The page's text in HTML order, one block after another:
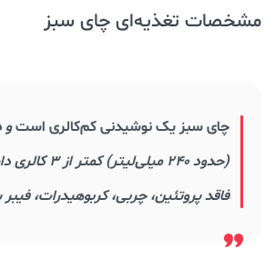
مشخصات تغذیه‌ای چای سبز
چای سبز یک نوشیدنی کم‌کالری استو
(حدود 240
فاقد پروتئین، چربی، کربوهیدرات،